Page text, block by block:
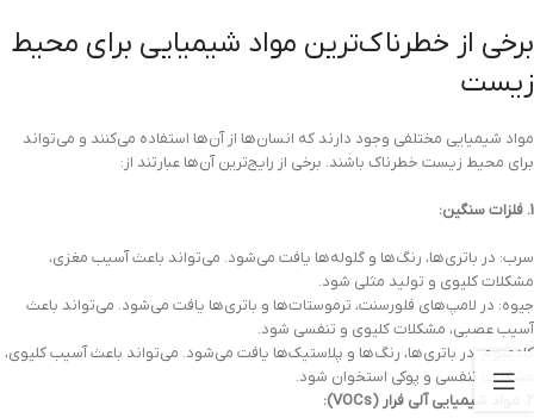
برخی از خطرناک‌ترین مواد شیمیایی برای محیط
زیست
مواد شیمیایی مختلفی وجود دارند که انسان‌ها از آن‌ها استفاده می‌کنند و می‌تواند
برای محیط زیست خطرناک باشند. برخی از رایج‌ترین آن‌ها عبارتند از:
1. فلزات سنگین:
سرب: در باتری‌ها، رنگ‌ها و گلوله‌ها یافت می‌شود. می‌تواند باعث آسیب مغزی،
مشکلات کلیوی و تولید مثلی شود.
جیوه: در لامپ‌های فلورسنت، ترموستات‌ها و باتری‌ها یافت می‌شود. می‌تواند باعث
آسیب عصبی، مشکلات کلیوی و تنفسی شود.
کادمیوم: در باتری‌ها، رنگ‌ها و پلاستیک‌ها یافت می‌شود. می‌تواند باعث آسیب کلیوی،
مشکلات تنفسی و پوکی استخوان شود.